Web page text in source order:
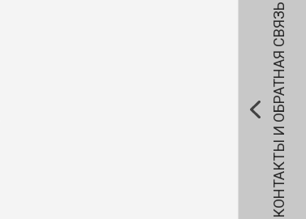
КОНТАКТЫ И ОБРАТНАЯ СВЯЗЬ